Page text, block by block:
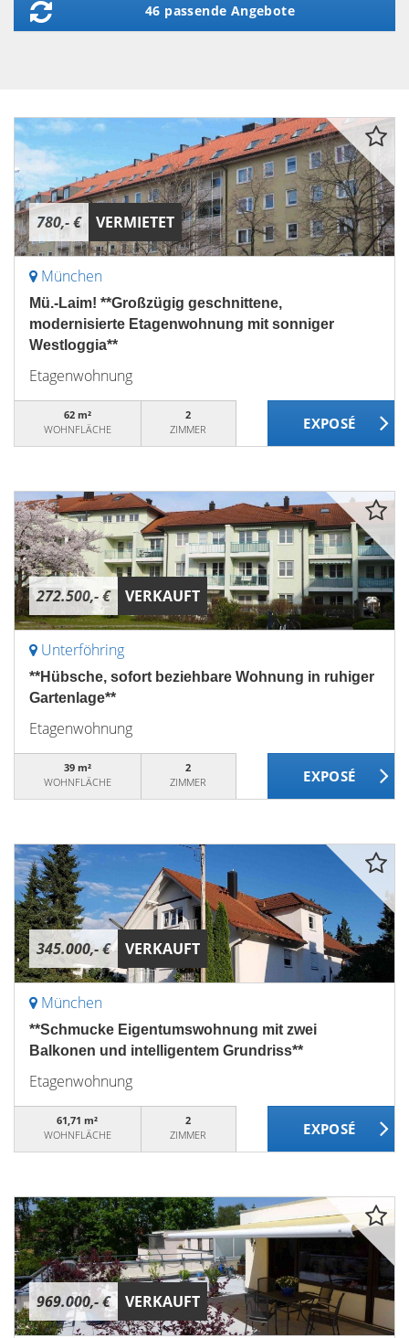
46 passende Angebote
780,- € VERMIETET
München
Mü.-Laim! **Großzügig geschnittene,
modernisierte Etagenwohnung mit sonniger
Westloggia**
Etagenwohnung
62 m²
WOHNFLÄCHE
2
ZIMMER
272.500,- € VERKAUFT
Unterföhring
**Hübsche, sofort beziehbare Wohnung in ruhiger
Gartenlage**
Etagenwohnung
39 m²
WOHNFLÄCHE
2
ZIMMER
345.000,- € VERKAUFT
München
**Schmucke Eigentumswohnung mit zwei
Balkonen und intelligentem Grundriss**
Etagenwohnung
61,71 m²
WOHNFLÄCHE
2
ZIMMER
969.000,- € VERKAUFT